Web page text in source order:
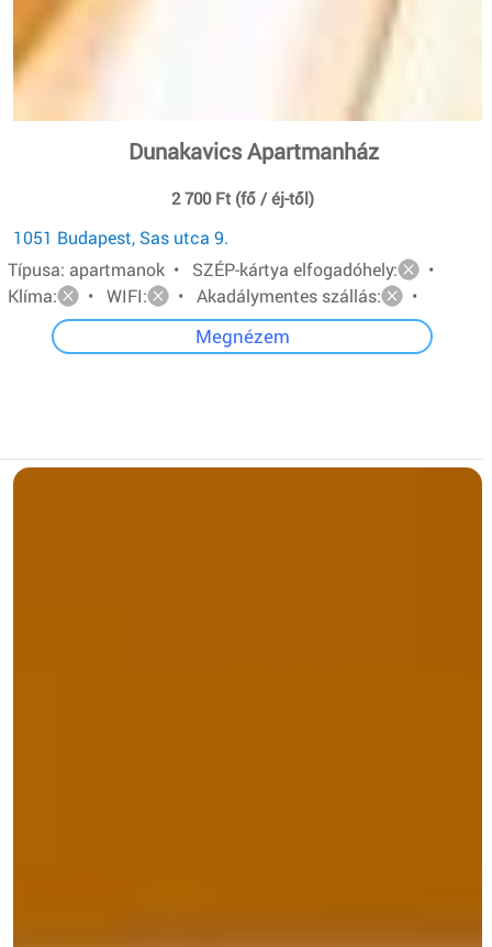
Dunakavics Apartmanház
2 700 Ft (fő / éj-től)
1051 Budapest, Sas utca 9.
Típusa: apartmanok • SZÉP-kártya elfogadóhely:
•
Klíma:
• WIFI: • Akadálymentes szállás: •
Megnézem